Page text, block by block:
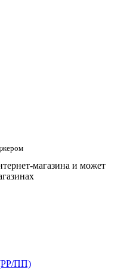
магазина и может
ПП)